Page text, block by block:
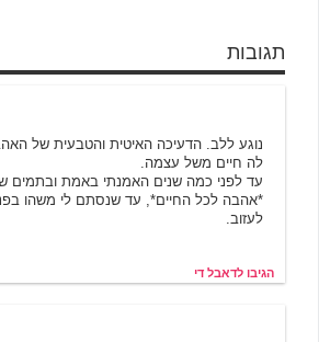
תגובות
נוגע ללב. הדעיכה האיטית והטבעית של
לה חיים משל עצמה.
עד לפני כמה שנים האמנתי באמת ובתמים
*אהבה לכל החיים*, עד שנסתם לי משהו
לעזוב.
הגיבו לדאבל די